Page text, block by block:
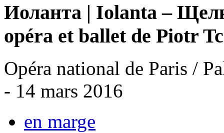
Иоланта | Iolanta –
opéra et ballet de Piotr
Opéra national de Paris /
- 14 mars 2016
en marge